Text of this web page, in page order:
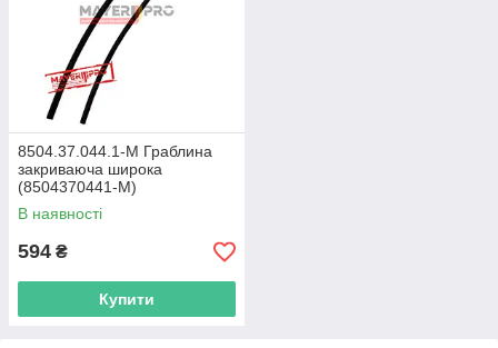
8504.37.044.1-M Граблина
закриваюча широка
(8504370441-M)
В наявності
594 ₴
Купити